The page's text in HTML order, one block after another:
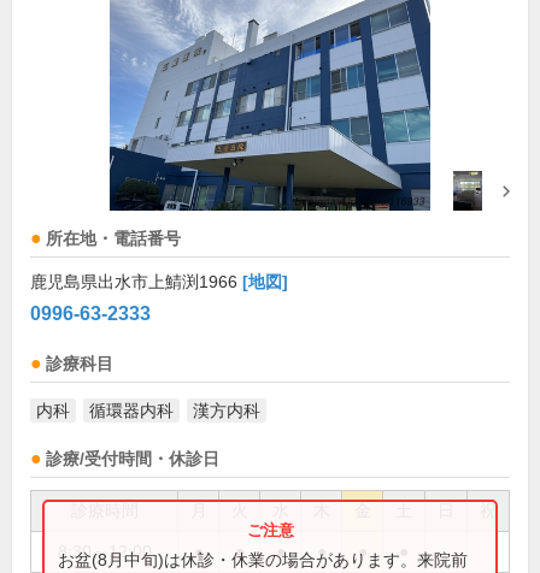
所在地・電話番号
鹿児島県出水市上鯖渕1966 [地図]
0996-63-2333
診療科目
内科 循環器内科 漢方内科
診療/受付時間・休診日
祝
8:30～12:00 ● ● ● ● ●
お盆(8月中旬)は休診・休業の場合があります。来院前